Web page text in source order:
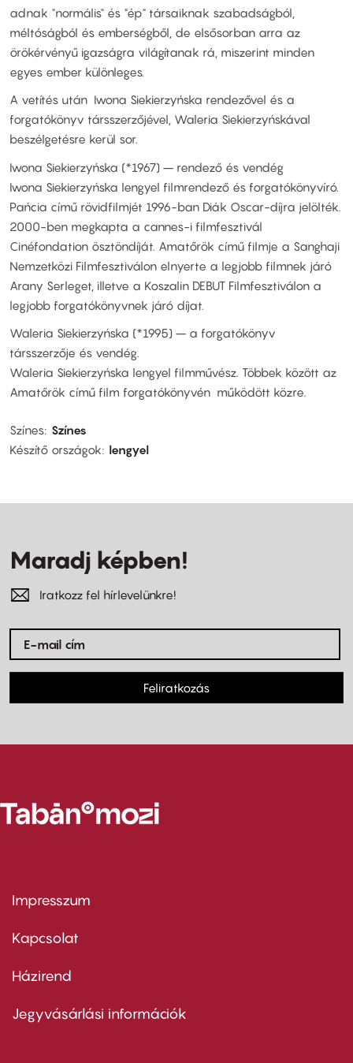
adnak "normális" és "ép" társaiknak szabadságból,
méltóságból és emberségből, de elsősorban arra az
örökérvényű igazságra világítanak rá, miszerint minden
egyes ember különleges.
A vetítés után Iwona Siekierzyńska rendezővel és a
forgatókönyv társszerzőjével, Waleria Siekierzyńskával
beszélgetésre kerül sor.
Iwona Siekierzyńska (*1967) – rendező és vendég
Iwona Siekierzyńska lengyel filmrendező és forgatókönyvíró.
Pańcia című rövidfilmjét 1996-ban Diák Oscar-díjra jelölték.
2000-ben megkapta a cannes-i filmfesztivál
Cinéfondation ösztöndíját. Amatőrök című filmje a Sanghaji
Nemzetközi Filmfesztiválon elnyerte a legjobb filmnek járó
Arany Serleget, illetve a Koszalin DEBUT Filmfesztiválon a
legjobb forgatókönyvnek járó díjat.
Waleria Siekierzyńska (*1995) – a forgatókönyv
társszerzője és vendég.
Waleria Siekierzyńska lengyel filmművész. Többek között az
Amatőrök című film forgatókönyvén működött közre.
Színes Színes
Készítő országok
lengyel
Maradj képben!
Iratkozz fel hírlevelünkre!
Feliratkozás
Footer
first
Impresszum
Kapcsolat
Footer
second
Házirend
Jegyvásárlási információk